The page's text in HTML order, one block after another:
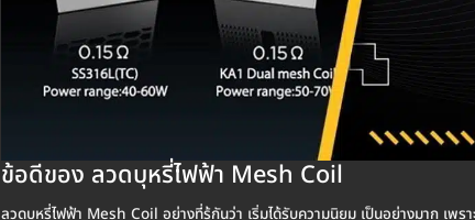
ข้อดีของ ลวดบุหรี่ไฟฟ้า Mesh Coil
ลวดบุหรี่ไฟฟ้า Mesh Coil อย่างที่รู้กันว่า เริ่มได้รับความนิยม เป็นอย่างมาก เ